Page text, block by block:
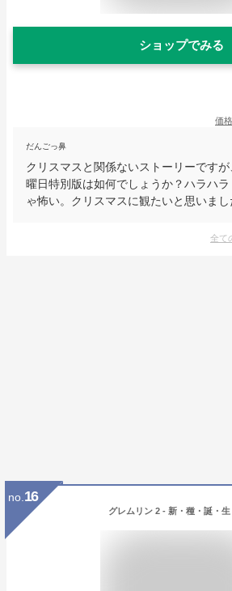
ショップでみる
価
だんごっ鼻
クリスマスと関係ないストーリーです
曜日特別版は如何でしょうか？ハラハ
ゃ怖い。クリスマスに観たいと思いまし
全て
no. 16
グレムリン 2 - 新・種・誕・